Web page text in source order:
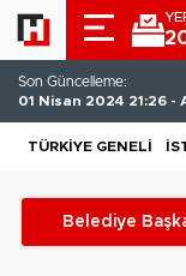
Son Güncelleme:
01 Nisan 2024 21:26 -
TÜRKIYE GENELI
Belediye